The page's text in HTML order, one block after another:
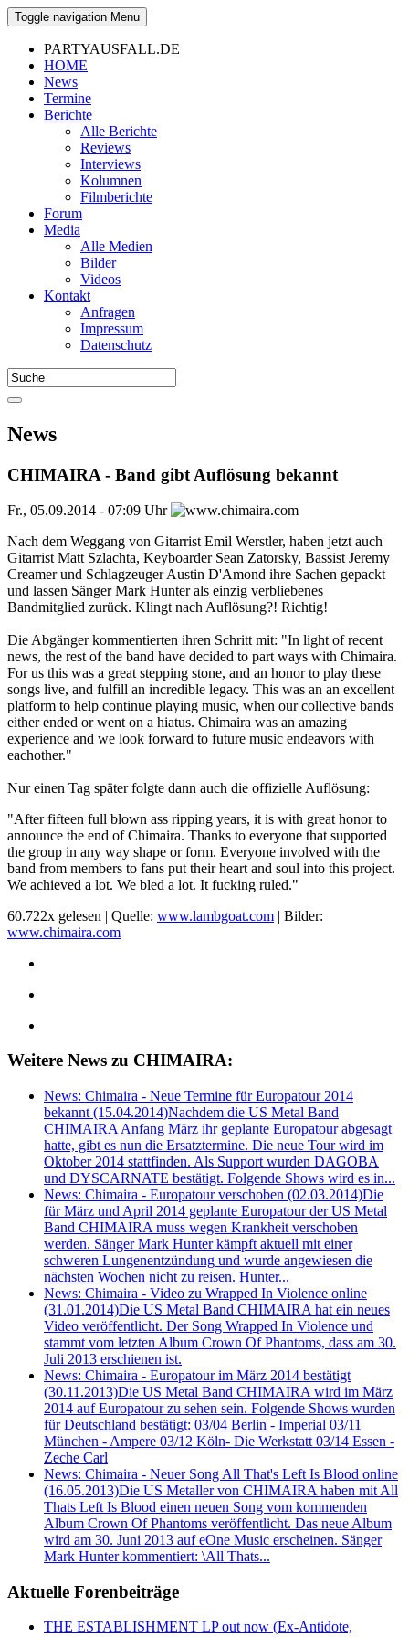
Toggle navigation Menu
PARTYAUSFALL.DE
HOME
News
Termine
Berichte
Alle Berichte
Reviews
Interviews
Kolumnen
Filmberichte
Forum
Media
Alle Medien
Bilder
Videos
Kontakt
Anfragen
Impressum
Datenschutz
News
CHIMAIRA - Band gibt Auflösung bekannt
Fr., 05.09.2014 - 07:09 Uhr
Nach dem Weggang von Gitarrist Emil Werstler, haben jetzt auch
Gitarrist Matt Szlachta, Keyboarder Sean Zatorsky, Bassist Jeremy
Creamer und Schlagzeuger Austin D'Amond ihre Sachen gepackt
und lassen Sänger Mark Hunter als einzig verbliebenes
Bandmitglied zurück. Klingt nach Auflösung?! Richtig!
Die Abgänger kommentierten ihren Schritt mit: "In light of recent
news, the rest of the band have decided to part ways with Chimaira.
For us this was a great stepping stone, and an honor to play these
songs live, and fulfill an incredible legacy. This was an an excellent
platform to help continue playing music, when our collective bands
either ended or went on a hiatus. Chimaira was an amazing
experience and we look forward to future music endeavors with
eachother."
Nur einen Tag später folgte dann auch die offizielle Auflösung:
"After fifteen full blown ass ripping years, it is with great honor to
announce the end of Chimaira. Thanks to everyone that supported
the group in any way shape or form. Everyone involved with the
band from members to fans put their heart and soul into this project.
We achieved a lot. We bled a lot. It fucking ruled."
60.722x gelesen | Quelle: www.lambgoat.com | Bilder:
www.chimaira.com
Weitere News zu CHIMAIRA:
News: Chimaira - Neue Termine für Europatour 2014
bekannt (15.04.2014)Nachdem die US Metal Band
CHIMAIRA Anfang März ihr geplante Europatour abgesagt
hatte, gibt es nun die Ersatztermine. Die neue Tour wird im
Oktober 2014 stattfinden. Als Support wurden DAGOBA
und DYSCARNATE bestätigt. Folgende Shows wird es in...
News: Chimaira - Europatour verschoben (02.03.2014)Die
für März und April 2014 geplante Europatour der US Metal
Band CHIMAIRA muss wegen Krankheit verschoben
werden. Sänger Mark Hunter kämpft aktuell mit einer
schweren Lungenentzündung und wurde angewiesen die
nächsten Wochen nicht zu reisen. Hunter...
News: Chimaira - Video zu Wrapped In Violence online
(31.01.2014)Die US Metal Band CHIMAIRA hat ein neues
Video veröffentlicht. Der Song Wrapped In Violence und
stammt vom letzten Album Crown Of Phantoms, dass am 30.
Juli 2013 erschienen ist.
News: Chimaira - Europatour im März 2014 bestätigt
(30.11.2013)Die US Metal Band CHIMAIRA wird im März
2014 auf Europatour zu sehen sein. Folgende Shows wurden
für Deutschland bestätigt: 03/04 Berlin - Imperial 03/11
München - Ampere 03/12 Köln- Die Werkstatt 03/14 Essen -
Zeche Carl
News: Chimaira - Neuer Song All That's Left Is Blood online
(16.05.2013)Die US Metaller von CHIMAIRA haben mit All
Thats Left Is Blood einen neuen Song vom kommenden
Album Crown Of Phantoms veröffentlicht. Das neue Album
wird am 30. Juni 2013 auf eOne Music erscheinen. Sänger
Mark Hunter kommentiert: \All Thats...
Aktuelle Forenbeiträge
THE ESTABLISHMENT LP out now (Ex-Antidote,